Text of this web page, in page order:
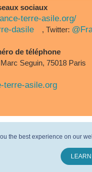
sociaux
terre-asile.org/
dasile , Twitter:
de téléphone
Seguin, 75018 Paris
terre-asile.org